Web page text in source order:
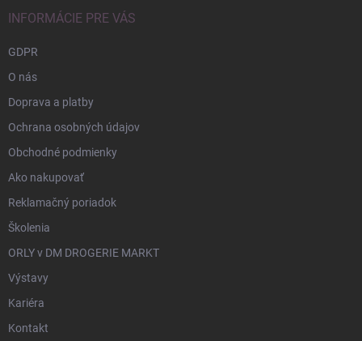
INFORMÁCIE PRE VÁS
GDPR
O nás
Doprava a platby
Ochrana osobných údajov
Obchodné podmienky
Ako nakupovať
Reklamačný poriadok
Školenia
ORLY v DM DROGERIE MARKT
Výstavy
Kariéra
Kontakt